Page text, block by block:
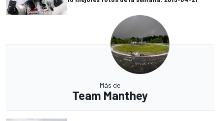
Más de
Team Manthey